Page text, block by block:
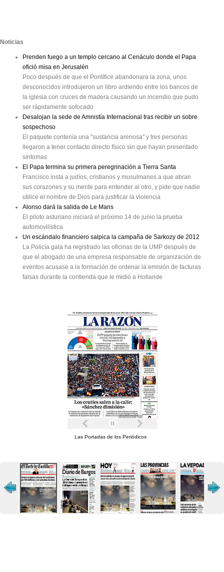
Noticias
Prenden fuego a un templo cercano al Cenáculo donde el Papa
ofició misa en Jerusalén
Poco después de que el Pontífice abandonara la zona, unos
desconocidos introdujeron un libro ardiendo entre los bancos de
la iglesia con cruces de madera causando un incendio que pudo
ser rápidamente sofocado
Desalojan la sede de Amnistía Internacional tras recibir un sobre
sospechoso
El paquete contenía una "sustancia arenosa" y tres personas
llegaron a tener contacto directo físico sin que hayan presentado
síntomas
El Papa termina su primera peregrinación a Tierra Santa
Francisco insta a judíos, cristianos y musulmanes a que abran
sus corazones y su mente para entender al otro, y pide que nadie
utilice el nombre de Dios para justificar la violencia
Alonso dará la salida de Le Mans
El piloto asturiano iniciará el próximo 14 de junio la prueba
automovilística
Un escándalo financiero salpica la campaña de Sarkozy de 2012
La Policía gala ha registrado las oficinas de la UMP después de
que el abogado de una empresa responsable de organización de
eventos acusase a la formación de ordenar la emisión de facturas
falsas durante la contienda que le midió a Hollande
Las Portadas de los Periódicos